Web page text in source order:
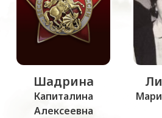
Шадрина
Капиталина
Алексеевна